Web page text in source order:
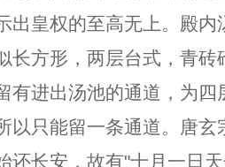
出皇权的至高无上。殿内
长方形，两层台式，青砖
有进出汤池的通道，为四
以只能留一条通道。唐玄
还长安，故有"十月一日